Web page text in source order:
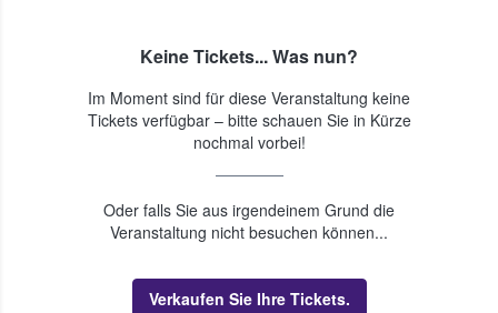
Keine Tickets... Was nun?
Im Moment sind für diese Veranstaltung keine
Tickets verfügbar – bitte schauen Sie in Kürze
nochmal vorbei!
Oder falls Sie aus irgendeinem Grund die
Veranstaltung nicht besuchen können...
Verkaufen Sie Ihre Tickets.